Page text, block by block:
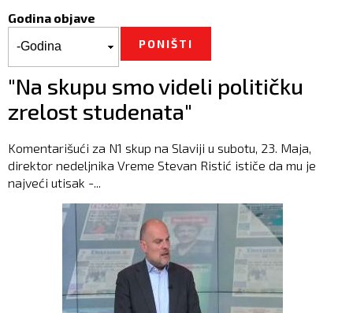
Godina objave
"Na skupu smo videli političku
zrelost studenata"
Komentarišući za N1 skup na Slaviji u subotu, 23. Maja,
direktor nedeljnika Vreme Stevan Ristić ističe da mu je
najveći utisak -...